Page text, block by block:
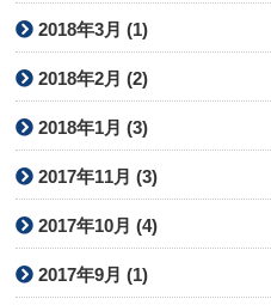
2018年3月 (1)
2018年2月 (2)
2018年1月 (3)
2017年11月 (3)
2017年10月 (4)
2017年9月 (1)